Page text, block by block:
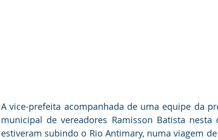
A vice-prefeita acompanhada de uma equipe da
municipal de vereadores Ramisson Batista
estiveram subindo o Rio Antimary, numa viagem